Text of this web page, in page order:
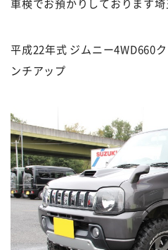
車検でお預かりしております
平成22年式 ジムニー4WD660
ンチアップ